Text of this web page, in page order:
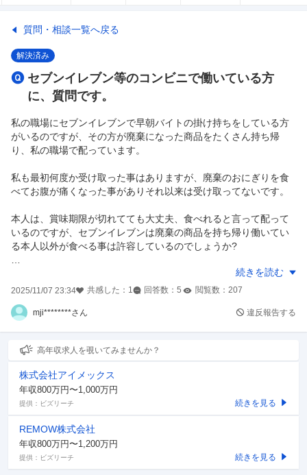
質問・相談一覧へ戻る
解決済み
セブンイレブン等のコンビニで働いている方
に、質問です。
私の職場にセブンイレブンで早朝バイトの掛け持ちをしている方
がいるのですが、その方が廃棄になった商品をたくさん持ち帰
り、私の職場で配っています。
私も最初何度か受け取った事はありますが、廃棄のおにぎりを食
べてお腹が痛くなった事がありそれ以来は受け取ってないです。
本人は、賞味期限が切れてても大丈夫、食べれると言って配って
いるのですが、セブンイレブンは廃棄の商品を持ち帰り働いてい
る本人以外が食べる事は許容しているのでしょうか?
最近のコンビニは廃棄の商品の扱いが厳しくなったと思ってたの
ですが、食中毒等の危険については考えていないのでしょうか?
セブンイレブンで働いている方の意見をお聞きしたいです。よろ
続きを読む
2025/11/07 23:34 共感した： 1 回答数： 5 閲覧数： 207
mji********さん 違反報告する
高年収求人を覗いてみませんか？
株式会社アイメックス
年収800万円〜1,000万円
提供：ビズリーチ 続きを見る
REMOW株式会社
年収800万円〜1,200万円
提供：ビズリーチ 続きを見る